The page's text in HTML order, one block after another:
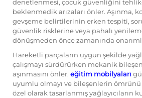
denetlenmesi, çocuk güvenliğini
beklenmedik arızaları önler. Aşınma,
gevşeme belirtilerinin erken tespiti,
güvenlik risklerine veya pahalı
dönüşmeden önce zamanında
Hareketli parçaların uygun şekilde
çalışmayı sürdürürken mekanik
aşınmasını önler. eğitim mobilyaları
uyumlu olmayı ve bileşenlerin ömrünü
özel olarak tasarlanmış yağlayıcıların